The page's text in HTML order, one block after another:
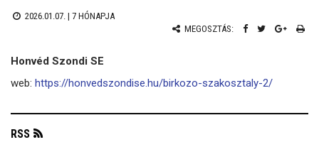
2026.01.07. | 7 HÓNAPJA
MEGOSZTÁS:
Honvéd Szondi SE
web: https://honvedszondise.hu/birkozo-szakosztaly-2/
RSS